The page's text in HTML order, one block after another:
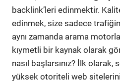
backlink’leri edinmektir.
edinmek, size sadece
aynı zamanda arama
kıymetli bir kaynak olarak
nasıl başlarsınız? İlk olarak,
yüksek otoriteli web